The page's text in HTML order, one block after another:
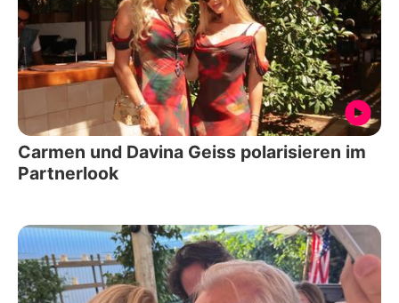
Carmen und Davina Geiss polarisieren im
Partnerlook